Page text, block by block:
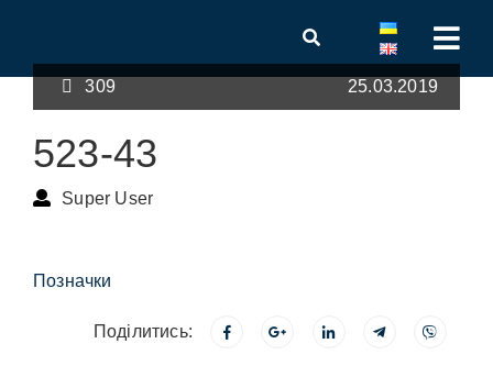
309 25.03.2019
523-43
Super User
Позначки
Поділитись: